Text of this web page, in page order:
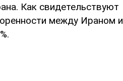
Как свидетельствуют
между Ираном и